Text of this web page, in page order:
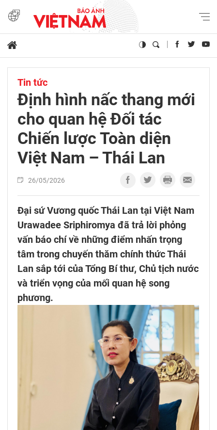
Tin tức
Định hình nấc thang mới
cho quan hệ Đối tác
Chiến lược Toàn diện
Việt Nam – Thái Lan
26/05/2026
Đại sứ Vương quốc Thái Lan tại Việt Nam
Urawadee Sriphiromya đã trả lời phỏng
vấn báo chí về những điểm nhấn trọng
tâm trong chuyến thăm chính thức Thái
Lan sắp tới của Tổng Bí thư, Chủ tịch nước
và triển vọng của mối quan hệ song
phương.